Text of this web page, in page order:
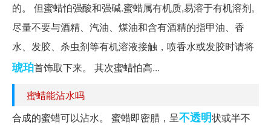
的。 但蜜蜡怕强酸和强碱.蜜蜡属有机质,易溶于有机溶剂,
尽量不要与酒精、汽油、煤油和含有酒精的指甲油、香
水、发胶、杀虫剂等有机溶液接触，喷香水或发胶时请将
琥珀首饰取下来。 其次蜜蜡怕高...
蜜蜡能沾水吗
合成的蜜蜡可以沾水。 蜜蜡即密腊，呈不透明状或半不